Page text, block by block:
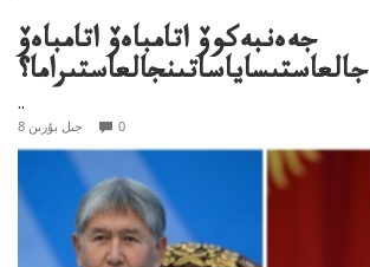
جەەنبەكوۆ اتامباەۆ اتامباەۆ
جالعاستىساياساتىنجالعاستىراما؟
..
8 جىل بۇرىن 0